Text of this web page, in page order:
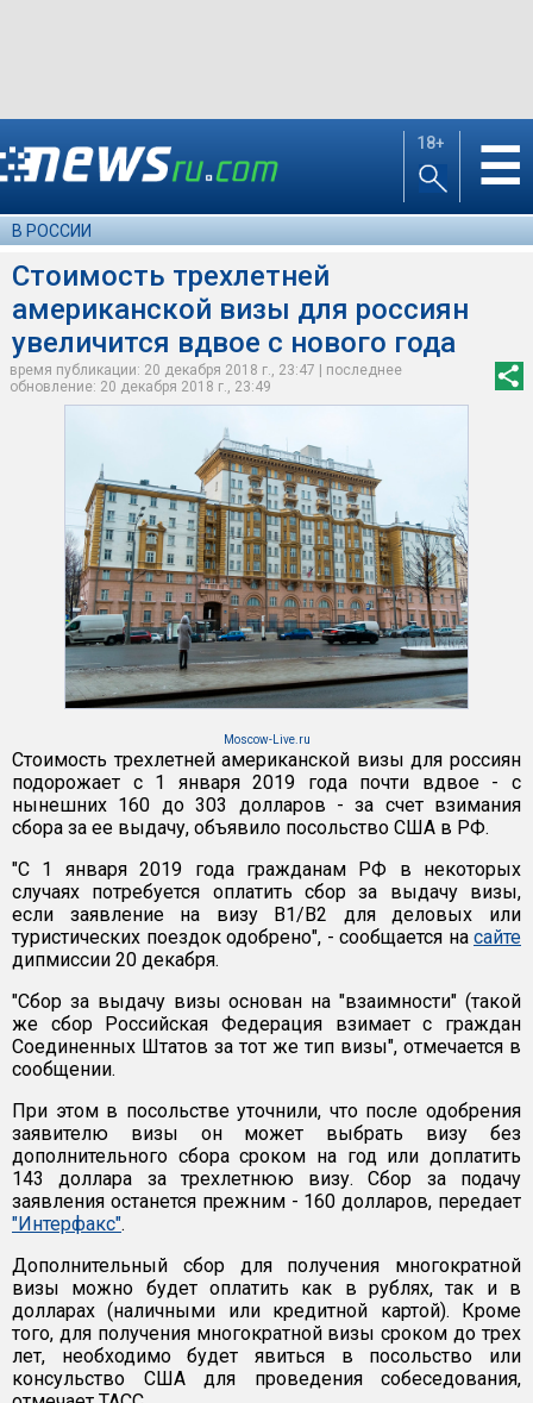
18+ ☰
В РОССИИ
Стоимость трехлетней
американской визы для россиян
увеличится вдвое с нового года
время публикации: 20 декабря 2018 г., 23:47 | последнее
обновление: 20 декабря 2018 г., 23:49
Moscow-Live.ru
Стоимость трехлетней американской визы для россиян
подорожает с 1 января 2019 года почти вдвое - с
нынешних 160 до 303 долларов - за счет взимания
сбора за ее выдачу, объявило посольство США в РФ.
"С 1 января 2019 года гражданам РФ в некоторых
случаях потребуется оплатить сбор за выдачу визы,
если заявление на визу B1/B2 для деловых или
туристических поездок одобрено", - сообщается на сайте
дипмиссии 20 декабря.
"Сбор за выдачу визы основан на "взаимности" (такой
же сбор Российская Федерация взимает с граждан
Соединенных Штатов за тот же тип визы", отмечается в
сообщении.
При этом в посольстве уточнили, что после одобрения
заявителю визы он может выбрать визу без
дополнительного сбора сроком на год или доплатить
143 доллара за трехлетнюю визу. Сбор за подачу
заявления останется прежним - 160 долларов, передает
"Интерфакс".
Дополнительный сбор для получения многократной
визы можно будет оплатить как в рублях, так и в
долларах (наличными или кредитной картой). Кроме
того, для получения многократной визы сроком до трех
лет, необходимо будет явиться в посольство или
консульство США для проведения собеседования,